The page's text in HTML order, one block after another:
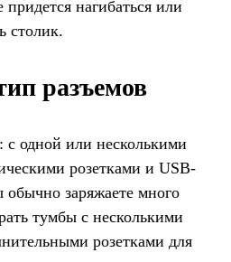
нагибаться или
столик.
разъемов
одной или несколькими
розетками и USB-
заряжаете много
тумбы с несколькими
розетками для